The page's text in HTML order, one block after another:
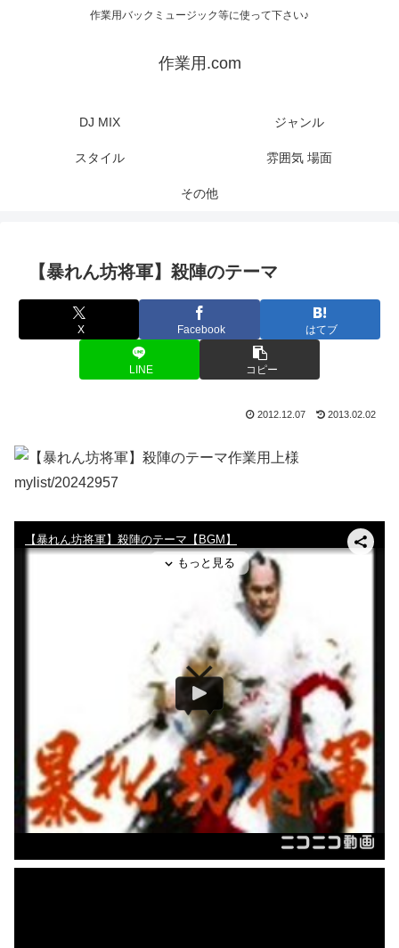
作業用バックミュージック等に使って下さい♪
作業用.com
DJ MIX ジャンル
スタイル 雰囲気 場面
その他
【暴れん坊将軍】殺陣のテーマ
X Facebook はてブ
LINE コピー
2012.12.07 2013.02.02
作業用上様
mylist/20242957